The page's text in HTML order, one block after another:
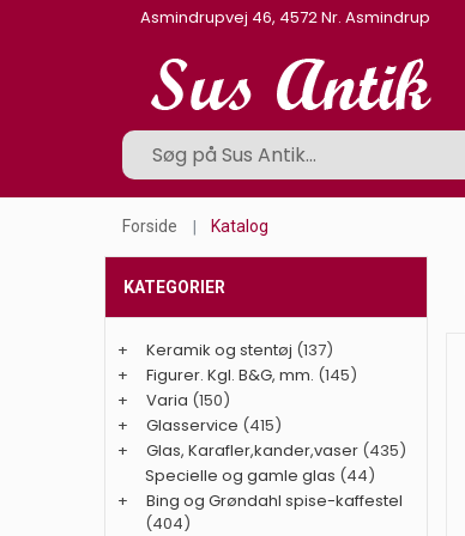
Asmindrupvej 46, 4572 Nr. Asmindrup
Forside Katalog
KATEGORIER
+ Keramik og stentøj (137)
+
Figurer. Kgl. B&G, mm. (145)
+
Varia (150)
+
Glasservice (415)
+
Glas, Karafler,kander,vaser (435)
Specielle og gamle glas (44)
+
Bing og Grøndahl spise-kaffestel
(404)